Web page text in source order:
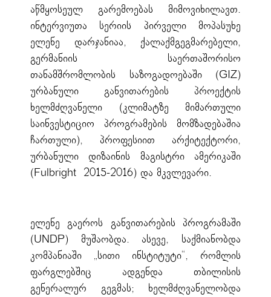
აწმყოსეულ გარემოებას მიმოვიხილავთ.
ინტერვიუთა სერიის პირველი მოპასუხე
ელენე დარჯანიაა, ქალაქმგეგმარებელი,
გერმანიის საერთაშორისო
თანამშრომლობის საზოგადოებაში (GIZ)
ურბანული განვითარების პროექტის
ხელმძღვანელი (კლიმატზე მიმართული
საინვესტიციო პროგრამების მომზადებაშია
ჩართული), პროფესიით არქიტექტორი,
ურბანული დიზაინის მაგისტრი ამერიკაში
(Fulbright 2015-2016) და მკვლევარი.
ელენე გაეროს განვითარების პროგრამაში
(UNDP) მუშაობდა. ასევე, საქმიანობდა
კომპანიაში „სითი ინსტიტუტი“, რომლის
ფარგლებშიც ადგენდა თბილისის
გენერალურ გეგმას; ხელმძღვანელობდა